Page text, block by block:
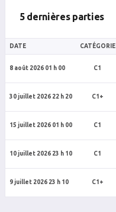
5 dernières parties
DATE CATÉGORIE
8 août 2026 01 h 00 C1
30 juillet 2026 22 h 20 C1+
15 juillet 2026 01 h 00 C1
10 juillet 2026 23 h 10 C1
9 juillet 2026 23 h 10 C1+